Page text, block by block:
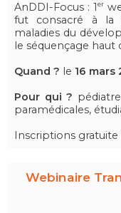
AnDDI-Focus : 1er
fut consacré à la
maladies du
le séquençage haut
Quand ? le 16 mars
Pour qui ?
paramédicales,
Inscriptions
Webinaire